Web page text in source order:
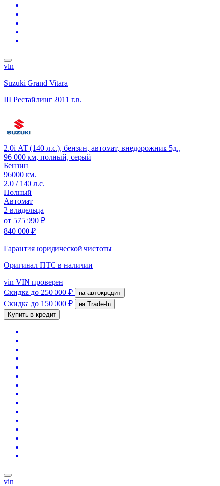
vin
Suzuki Grand Vitara
III Рестайлинг 2011 г.в.
2.0i АТ (140 л.с.), бензин, автомат, внедорожник 5д.,
96 000 км, полный, серый
Бензин
96000 км.
2.0 / 140 л.с.
Полный
Автомат
2 владельца
от 575 990 ₽
840 000 ₽
Гарантия юридической чистоты
Оригинал ПТС в наличии
vin VIN проверен
Скидка до 250 000 ₽ на автокредит
Скидка до 150 000 ₽
на Trade-In
Купить в кредит
vin